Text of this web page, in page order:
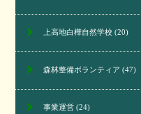
上高地白樺自然学校(20)
森林整備ボランティア (47)
事業運営(24)